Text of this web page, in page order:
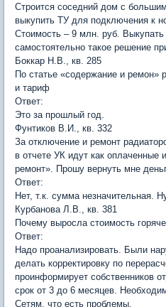
Строится соседний дом с
выкупить ТУ для подключения к
Стоимость – 9 млн. руб.
самостоятельно такое решение
Боккар Н.В., кв. 285
По статье «содержание и ремон»
и тариф
Ответ:
Это за прошлый год.
Фунтиков В.И., кв. 332
За отключение и ремонт
в отчете УК идут как оплаченные
ремонт». Прошу вернуть мне
Ответ:
Нет, т.к. сумма незначительная.
Курбанова Л.В., кв. 381
Почему выросла стоимость
Ответ:
Надо проанализировать. Были
делать корректировку по
проинформирует собственников
срок от 3 до 6 месяцев.
Сетям, что есть проблемы.